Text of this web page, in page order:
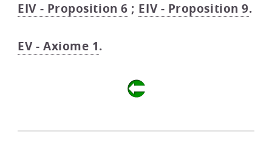
EIV - Proposition 6 ; EIV - Proposition 9.
EV - Axiome 1.